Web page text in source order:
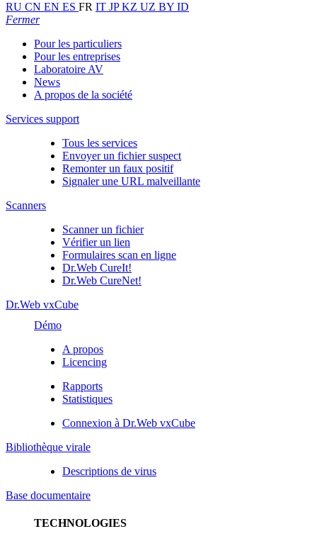
RU CN EN ES FR IT JPKZ UZ BY ID
Fermer
Pour les particuliers
Pour les entreprises
Laboratoire AV
News
A propos de la société
Services support
Tous les services
Envoyer un fichier suspect
Remonter un faux positif
Signaler une URL malveillante
Scanners
Scanner un fichier
Vérifier un lien
Formulaires scan en ligne
Dr.Web CureIt!
Dr.Web CureNet!
Dr.Web vxCube
Démo
A propos
Licencing
Rapports
Statistiques
Connexion à Dr.Web vxCube
Bibliothèque virale
Descriptions de virus
Base documentaire
TECHNOLOGIES